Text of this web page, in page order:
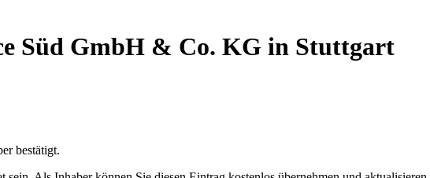
Süd GmbH & Co. KG in Stuttgart
bestätigt.